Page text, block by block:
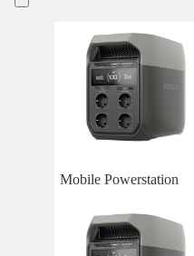
Mobile Powerstation